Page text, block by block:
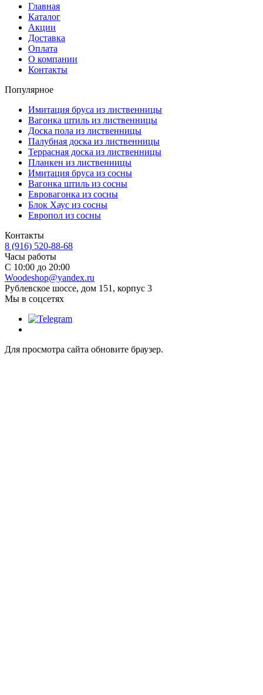
Главная
Каталог
Акции
Доставка
Оплата
О компании
Контакты
Популярное
Имитация бруса из лиственницы
Вагонка штиль из лиственницы
Доска пола из лиственницы
Палубная доска из лиственницы
Террасная доска из лиственницы
Планкен из лиственницы
Имитация бруса из сосны
Вагонка штиль из сосны
Евровагонка из сосны
Блок Хаус из сосны
Европол из сосны
Контакты
8 (916) 520-88-68
Часы работы
С 10:00 до 20:00
Woodeshop@yandex.ru
Рублевское шоссе, дом 151, корпус 3
Мы в соцсетях
Для просмотра сайта обновите браузер.